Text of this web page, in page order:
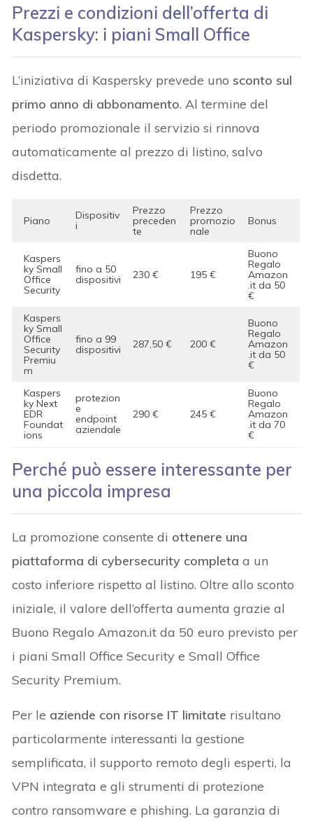
Prezzi e condizioni dell’offerta di
Kaspersky: i piani Small Office
L’iniziativa di Kaspersky prevede uno sconto sul
primo anno di abbonamento. Al termine del
periodo promozionale il servizio si rinnova
automaticamente al prezzo di listino, salvo
disdetta.
Piano
Dispositiv
i
Prezzo
preceden
te
Prezzo
promozio
nale
Bonus
Kaspers
ky Small
Office
Security
fino a 50
dispositivi
230 € 195 €
Buono
Regalo
Amazon
.it da 50
€
Kaspers
ky Small
Office
Security
Premiu
m
fino a 99
dispositivi
287,50 € 200 €
Buono
Regalo
Amazon
.it da 50
€
Kaspers
ky Next
EDR
Foundat
ions
protezion
e
endpoint
aziendale
290 € 245 €
Buono
Regalo
Amazon
.it da 70
€
Perché può essere interessante per
una piccola impresa
La promozione consente di ottenere una
piattaforma di cybersecurity completa a un
costo inferiore rispetto al listino. Oltre allo sconto
iniziale, il valore dell’offerta aumenta grazie al
Buono Regalo Amazon.it da 50 euro previsto per
i piani Small Office Security e Small Office
Security Premium.
Per le aziende con risorse IT limitate risultano
particolarmente interessanti la gestione
semplificata, il supporto remoto degli esperti, la
VPN integrata e gli strumenti di protezione
contro ransomware e phishing. La garanzia di